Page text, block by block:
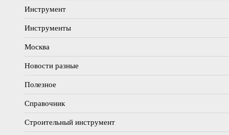
Инструмент
Инструменты
Москва
Новости разные
Полезное
Справочник
Строительный инструмент